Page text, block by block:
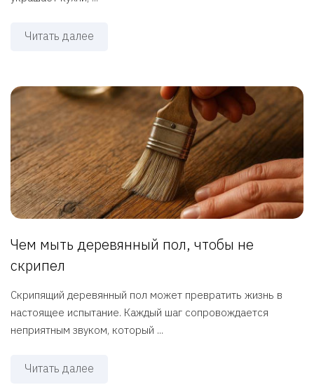
Читать далее
Чем мыть деревянный пол, чтобы не
скрипел
Скрипящий деревянный пол может превратить жизнь в
настоящее испытание. Каждый шаг сопровождается
неприятным звуком, который ...
Читать далее